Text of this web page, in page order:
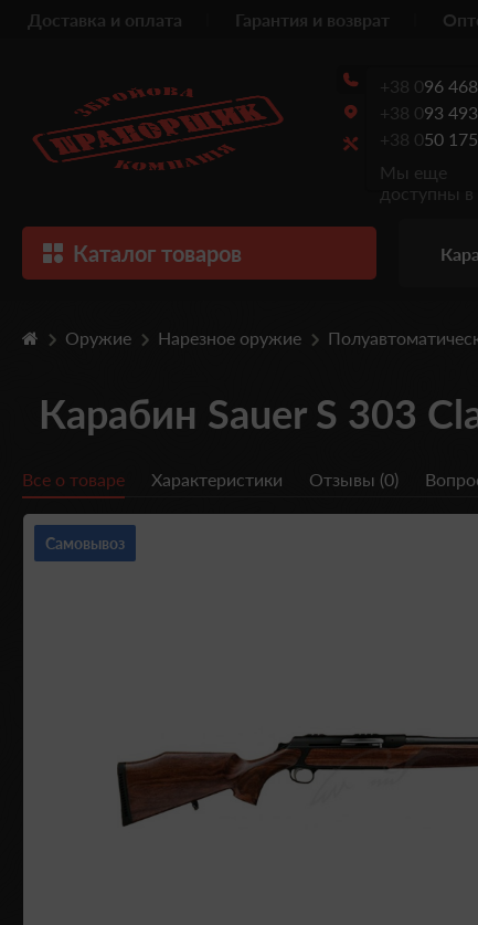
Доставка и оплата Гарантия и возврат
+38 096
+38 093
+38 050
Мы еще
доступны в
Каталог товаров
Оружие Нарезное оружие
Карабин Sauer S 303
Все о товаре Характеристики Отзывы (0)
Самовывоз